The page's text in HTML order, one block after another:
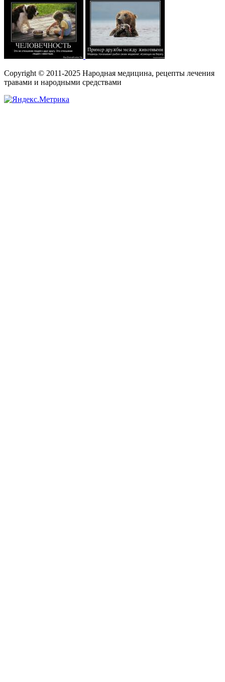
Copyright © 2011-2025 Народная медицина, рецепты лечения
травами и народными средствами